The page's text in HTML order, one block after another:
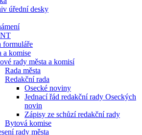
úřední desky
formuláře
a komise
rady města a komisí
Rada města
Redakční rada
Osecké noviny
Jednací řád redakční rady Oseckých
novin
Zápisy ze schůzí redakční rady
Bytová komise
rady města